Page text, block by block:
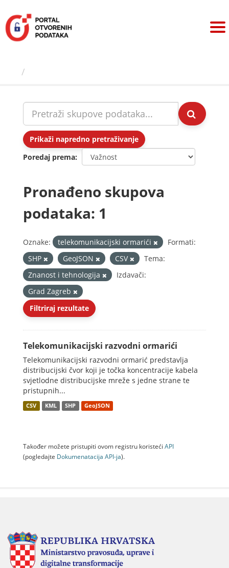
sadržaj
Prikaži napredno pretraživanje
Poredaj prema
Pronađeno skupova
podataka: 1
Oznake: telekomunikacijski ormarići
Formati:
SHP
GeoJSON CSV
Tema:
Znanost i tehnologija
Izdavači:
Grad Zagreb
Filtriraj rezultate
Telekomunikacijski razvodni ormarići
Telekomunikacijski razvodni ormarić predstavlja
distribucijski čvor koji je točka koncentracije kabela
svjetlodne distribucijske mreže s jedne strane te
pristupnih...
CSV KML SHP GeoJSON
Također možete pristupiti ovom registru koristeći API
(pogledajte Dokumenаtаcijа API-jа).